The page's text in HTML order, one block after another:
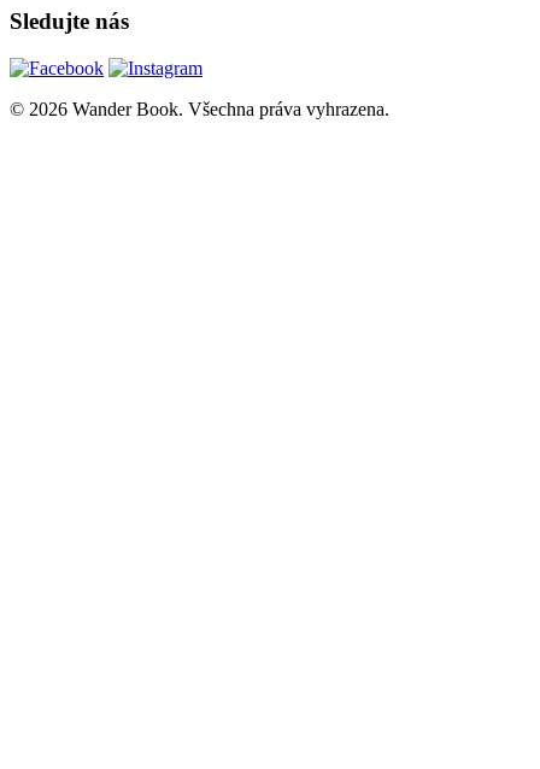
Sledujte nás
© 2026 Wander Book. Všechna práva vyhrazena.